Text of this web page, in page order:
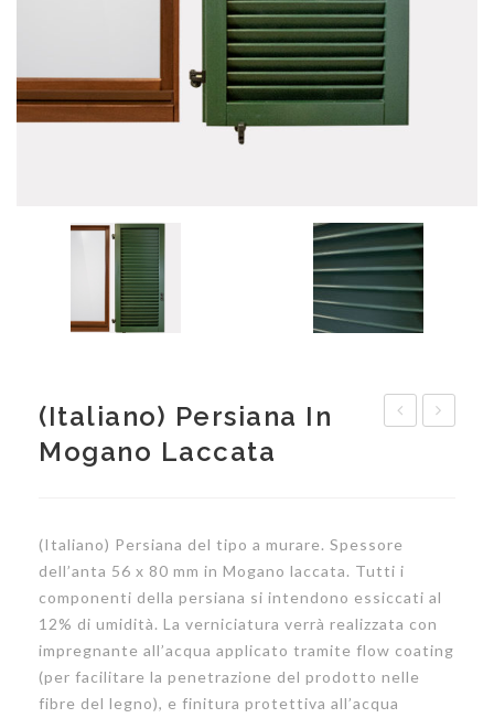
fiorentina
(Italiano) Persiana In
Mogano Laccata
(Italiano) Persiana del tipo a murare. Spessore
dell’anta 56 x 80 mm in Mogano laccata. Tutti i
componenti della persiana si intendono essiccati al
12% di umidità. La verniciatura verrà realizzata con
impregnante all’acqua applicato tramite flow coating
(per facilitare la penetrazione del prodotto nelle
fibre del legno), e finitura protettiva all’acqua